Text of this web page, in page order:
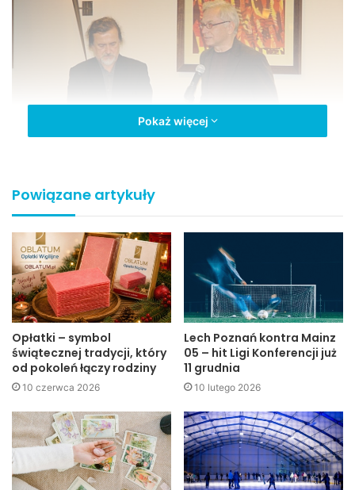
Pokaż więcej
Powiązane artykuły
Opłatki – symbol
świątecznej tradycji, który
od pokoleń łączy rodziny
10 czerwca 2026
Lech Poznań kontra Mainz
05 – hit Ligi Konferencji już
11 grudnia
10 lutego 2026